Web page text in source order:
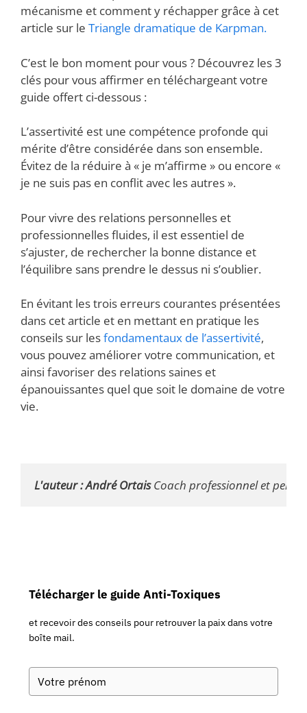
mécanisme et comment y réchapper grâce à cet
article sur le Triangle dramatique de Karpman.
C’est le bon moment pour vous ? Découvrez les 3
clés pour vous affirmer en téléchargeant votre
guide offert ci-dessous :
L’assertivité est une compétence profonde qui
mérite d’être considérée dans son ensemble.
Évitez de la réduire à « je m’affirme » ou encore «
je ne suis pas en conflit avec les autres ».
Pour vivre des relations personnelles et
professionnelles fluides, il est essentiel de
s’ajuster, de rechercher la bonne distance et
l’équilibre sans prendre le dessus ni s’oublier.
En évitant les trois erreurs courantes présentées
dans cet article et en mettant en pratique les
conseils sur lesfondamentaux de l’assertivité,
vous pouvez améliorer votre communication, et
ainsi favoriser des relations saines et
épanouissantes quel que soit le domaine de votre
vie.
L'auteur : André Ortais Coach professionnel et
Télécharger le guide Anti-Toxiques
et recevoir des conseils pour retrouver la paix dans votre
boîte mail.